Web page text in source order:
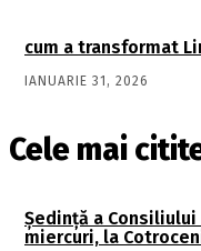
cum a transformat
IANUARIE 31, 2026
Cele mai
Şedinţă a Consiliului
miercuri, la